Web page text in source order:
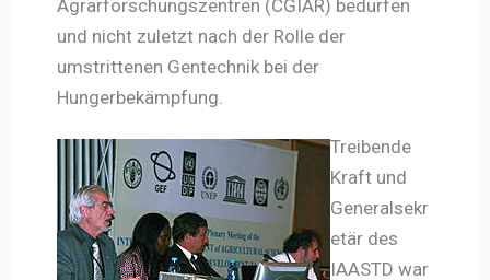
Agrarforschungszentren (CGIAR) bedürfen
und nicht zuletzt nach der Rolle der
umstrittenen Gentechnik bei der
Hungerbekämpfung.
Treibende
Kraft und
Generalsekr
etär des
IAASTD war